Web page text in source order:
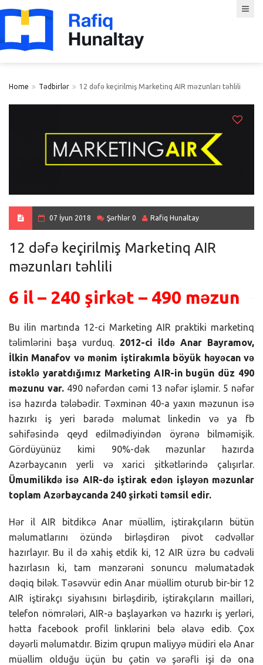
Home Tədbirlər 12 dəfə keçirilmiş Marketinq AIR məzunları təhlili
07 İyun 2018 Şərhlər 0 Rafiq Hunaltay
12 dəfə keçirilmiş Marketinq AIR
məzunları təhlili
6 il – 240 şirkət – 490 məzun
Bu ilin martında 12-ci Marketing AIR praktiki marketinq
təlimlərini başa vurduq. 2012-ci ildə Anar Bayramov,
İlkin Manafov və mənim iştirakımla böyük həyəcan və
istəklə yaratdığımız Marketing AIR-in bugün düz 490
məzunu var. 490 nəfərdən cəmi 13 nəfər işləmir. 5 nəfər
isə hazırda tələbədir. Təxminən 40-a yaxın məzunun isə
hazırkı iş yeri barədə məlumat linkedin və ya fb
səhifəsində qeyd edilmədiyindən öyrənə bilməmişik.
Gördüyünüz kimi 90%-dək məzunlar hazırda
Azərbaycanın yerli və xarici şitkətlərində çalışırlar.
Ümumilikdə isə AIR-də iştirak edən işləyən məzunlar
toplam Azərbaycanda 240 şirkəti təmsil edir.
Hər il AIR bitdikcə Anar müəllim, iştirakçıların bütün
məlumatlarını özündə birləşdirən pivot cədvəllər
hazırlayır. Bu il də xahiş etdik ki, 12 AIR üzrə bu cədvəli
hazırlasın ki, tam mənzərəni sonuncu məlumatadək
dəqiq bilək. Təsəvvür edin Anar müəllim oturub bir-bir 12
AIR iştirakçı siyahısını birləşdirib, iştirakçıların mailləri,
telefon nömrələri, AIR-ə başlayarkən və hazırkı iş yerləri,
hətta facebook profil linklərini belə əlavə edib. Çox
dəyərli məlumatdır. Bizim qrupun maliyyə müdiri elə Anar
müəllim olduğu üçün bu çətin və şərəfli işi də ona